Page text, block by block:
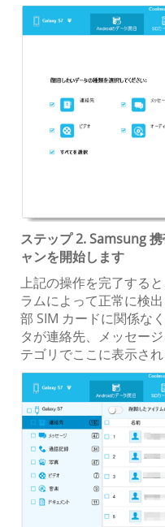
ステップ 2. Samsung
ャンを開始します
上記の操作を完了する
ラムによって正常に検
部 SIM カードに関係な
タが連絡先、メッセー
テゴリでここに表示され